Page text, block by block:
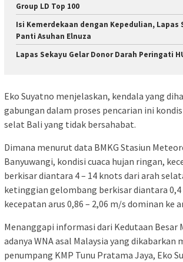
Group LD Top 100
Isi Kemerdekaan dengan Kepedulian, Lapas
Panti Asuhan Elnuza
Lapas Sekayu Gelar Donor Darah Peringati
Eko Suyatno menjelaskan, kendala yang
gabungan dalam proses pencarian ini
selat Bali yang tidak bersahabat.
Dimana menurut data BMKG Stasiun
Banyuwangi, kondisi cuaca hujan ringan,
berkisar diantara 4 – 14 knots dari arah
ketinggian gelombang berkisar diantara 0,4
kecepatan arus 0,86 – 2,06 m/s dominan ke
Menanggapi informasi dari Kedutaan Besar
adanya WNA asal Malaysia yang dikabarkan
penumpang KMP Tunu Pratama Jaya, Eko